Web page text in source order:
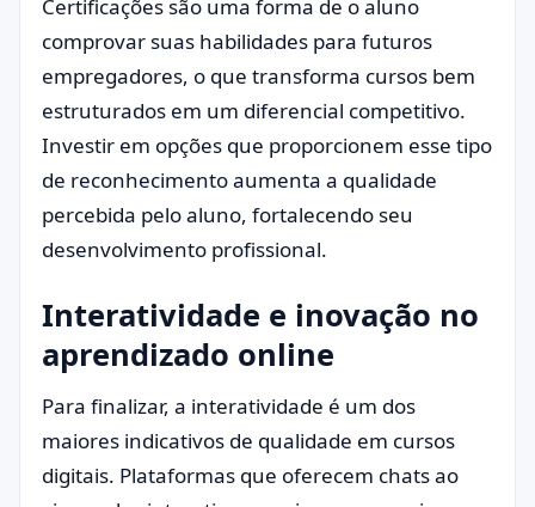
Certificações são uma forma de o aluno
comprovar suas habilidades para futuros
empregadores, o que transforma cursos bem
estruturados em um diferencial competitivo.
Investir em opções que proporcionem esse tipo
de reconhecimento aumenta a qualidade
percebida pelo aluno, fortalecendo seu
desenvolvimento profissional.
Interatividade e inovação no
aprendizado online
Para finalizar, a interatividade é um dos
maiores indicativos de qualidade em cursos
digitais. Plataformas que oferecem chats ao